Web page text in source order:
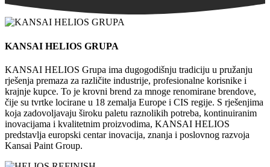
KANSAI HELIOS GRUPA
KANSAI HELIOS Grupa ima dugogodišnju tradiciju u pružanju
rješenja premaza za različite industrije, profesionalne korisnike i
krajnje kupce. To je krovni brend za mnoge renomirane brendove,
čije su tvrtke locirane u 18 zemalja Europe i CIS regije. S rješenjima
koja zadovoljavaju široku paletu raznolikih potreba, kontinuiranim
inovacijama i kvalitetnim proizvodima, KANSAI HELIOS
predstavlja europski centar inovacija, znanja i poslovnog razvoja
Kansai Paint Group.